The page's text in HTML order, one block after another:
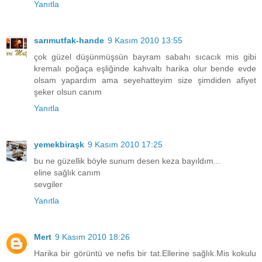
Yanıtla
sarımutfak-hande 9 Kasım 2010 13:55
çok güzel düşünmüşsün bayram sabahı sıcacık mis gibi
kremalı poğaça eşliğinde kahvaltı harika olur bende evde
olsam yapardım ama seyehatteyim size şimdiden afiyet
şeker olsun canım
Yanıtla
yemekbiraşk 9 Kasım 2010 17:25
bu ne güzellik böyle sunum desen keza bayıldım...
eline sağlık canım
sevgiler
Yanıtla
Mert 9 Kasım 2010 18:26
Harika bir görüntü ve nefis bir tat.Ellerine sağlık.Mis kokulu